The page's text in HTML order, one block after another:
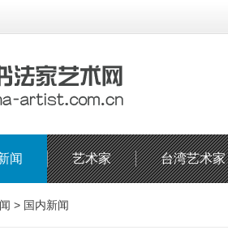
闻 艺术家 台湾艺术家
> 国内新闻